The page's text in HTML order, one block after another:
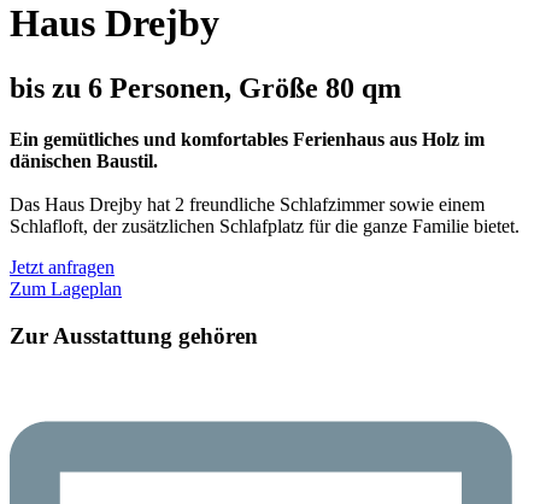
Haus Drejby
bis zu 6 Personen, Größe 80 qm
Ein gemütliches und komfortables Ferienhaus aus Holz im
dänischen Baustil.
Das Haus Drejby hat 2 freundliche Schlafzimmer sowie einem
Schlafloft, der zusätzlichen Schlafplatz für die ganze Familie bietet.
Jetzt anfragen
Zum Lageplan
Zur Ausstattung gehören